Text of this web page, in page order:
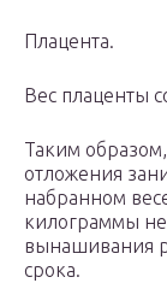
Плацента.
Вес плаценты
Таким
отложения
набранном
килограммы
вынашивания
срока.